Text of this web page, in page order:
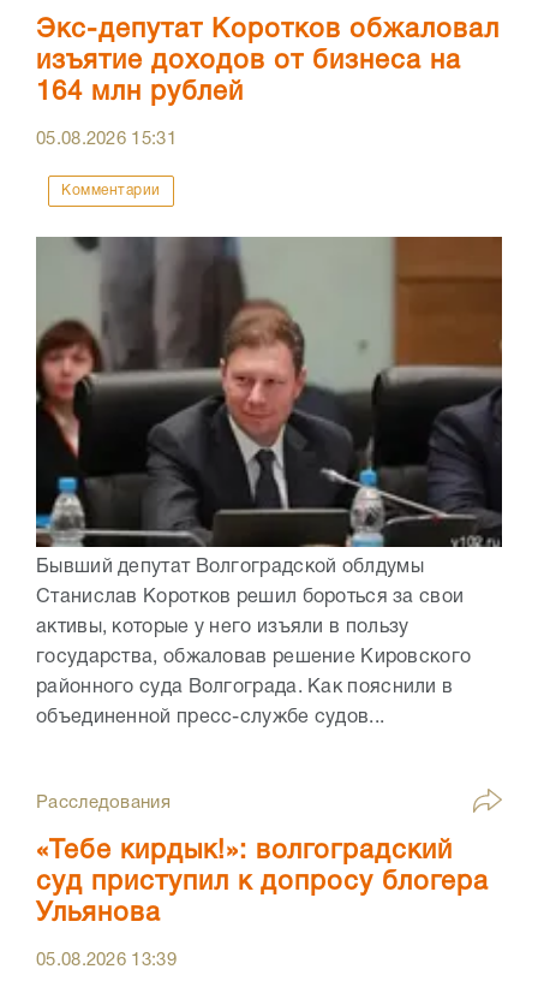
Экс-депутат Коротков обжаловал
изъятие доходов от бизнеса на
164 млн рублей
05.08.2026 15:31
Комментарии
Бывший депутат Волгоградской облдумы
Станислав Коротков решил бороться за свои
активы, которые у него изъяли в пользу
государства, обжаловав решение Кировского
районного суда Волгограда. Как пояснили в
объединенной пресс-службе судов...
Расследования
«Тебе кирдык!»: волгоградский
суд приступил к допросу блогера
Ульянова
05.08.2026 13:39